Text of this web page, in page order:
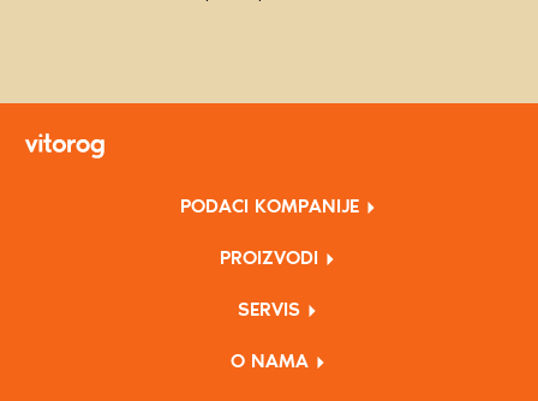
PODACI KOMPANIJE
PROIZVODI
SERVIS
O NAMA